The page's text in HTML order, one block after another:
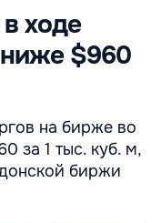
ходе
ниже $960
на бирже во
за 1 тыс. куб. м,
биржи